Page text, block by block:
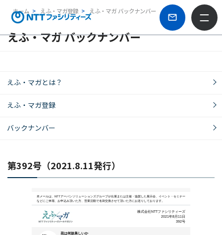
ホーム えふ・マガ登録 えふ・マガ バックナンバー
えふ・マガ バックナンバー
えふ・マガとは？
えふ・マガ登録
バックナンバー
第392号（2021.8.11発行）